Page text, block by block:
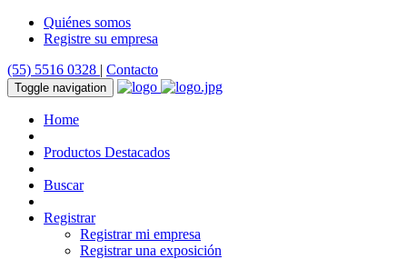
Quiénes somos
Registre su empresa
(55) 5516 0328 | Contacto
Toggle navigation
Home
Productos Destacados
Buscar
Registrar
Registrar mi empresa
Registrar una exposición